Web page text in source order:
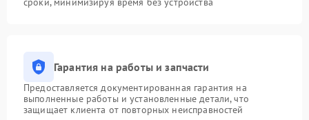
Гарантия на работы и запчасти
Предоставляется документированная гарантия на
выполненные работы и установленные детали, что
защищает клиента от повторных неисправностей